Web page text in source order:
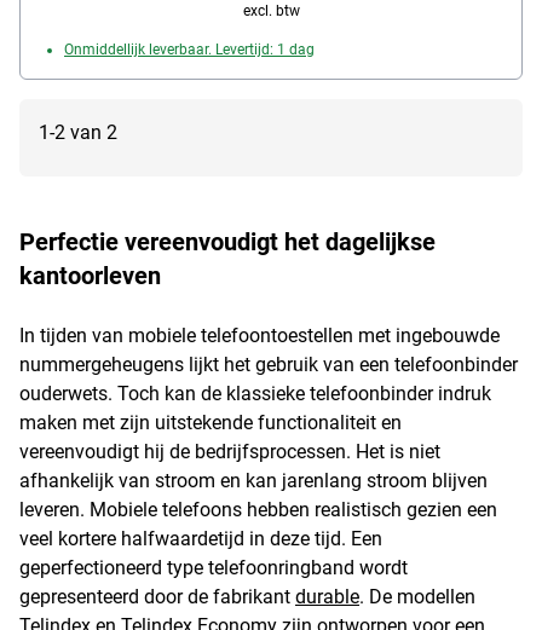
excl. btw
Onmiddellijk leverbaar. Levertijd: 1 dag
1-2 van 2
Perfectie vereenvoudigt het dagelijkse
kantoorleven
In tijden van mobiele telefoontoestellen met ingebouwde
nummergeheugens lijkt het gebruik van een telefoonbinder
ouderwets. Toch kan de klassieke telefoonbinder indruk
maken met zijn uitstekende functionaliteit en
vereenvoudigt hij de bedrijfsprocessen. Het is niet
afhankelijk van stroom en kan jarenlang stroom blijven
leveren. Mobiele telefoons hebben realistisch gezien een
veel kortere halfwaardetijd in deze tijd. Een
geperfectioneerd type telefoonringband wordt
gepresenteerd door de fabrikant durable. De modellen
Telindex en Telindex Economy zijn ontworpen voor een